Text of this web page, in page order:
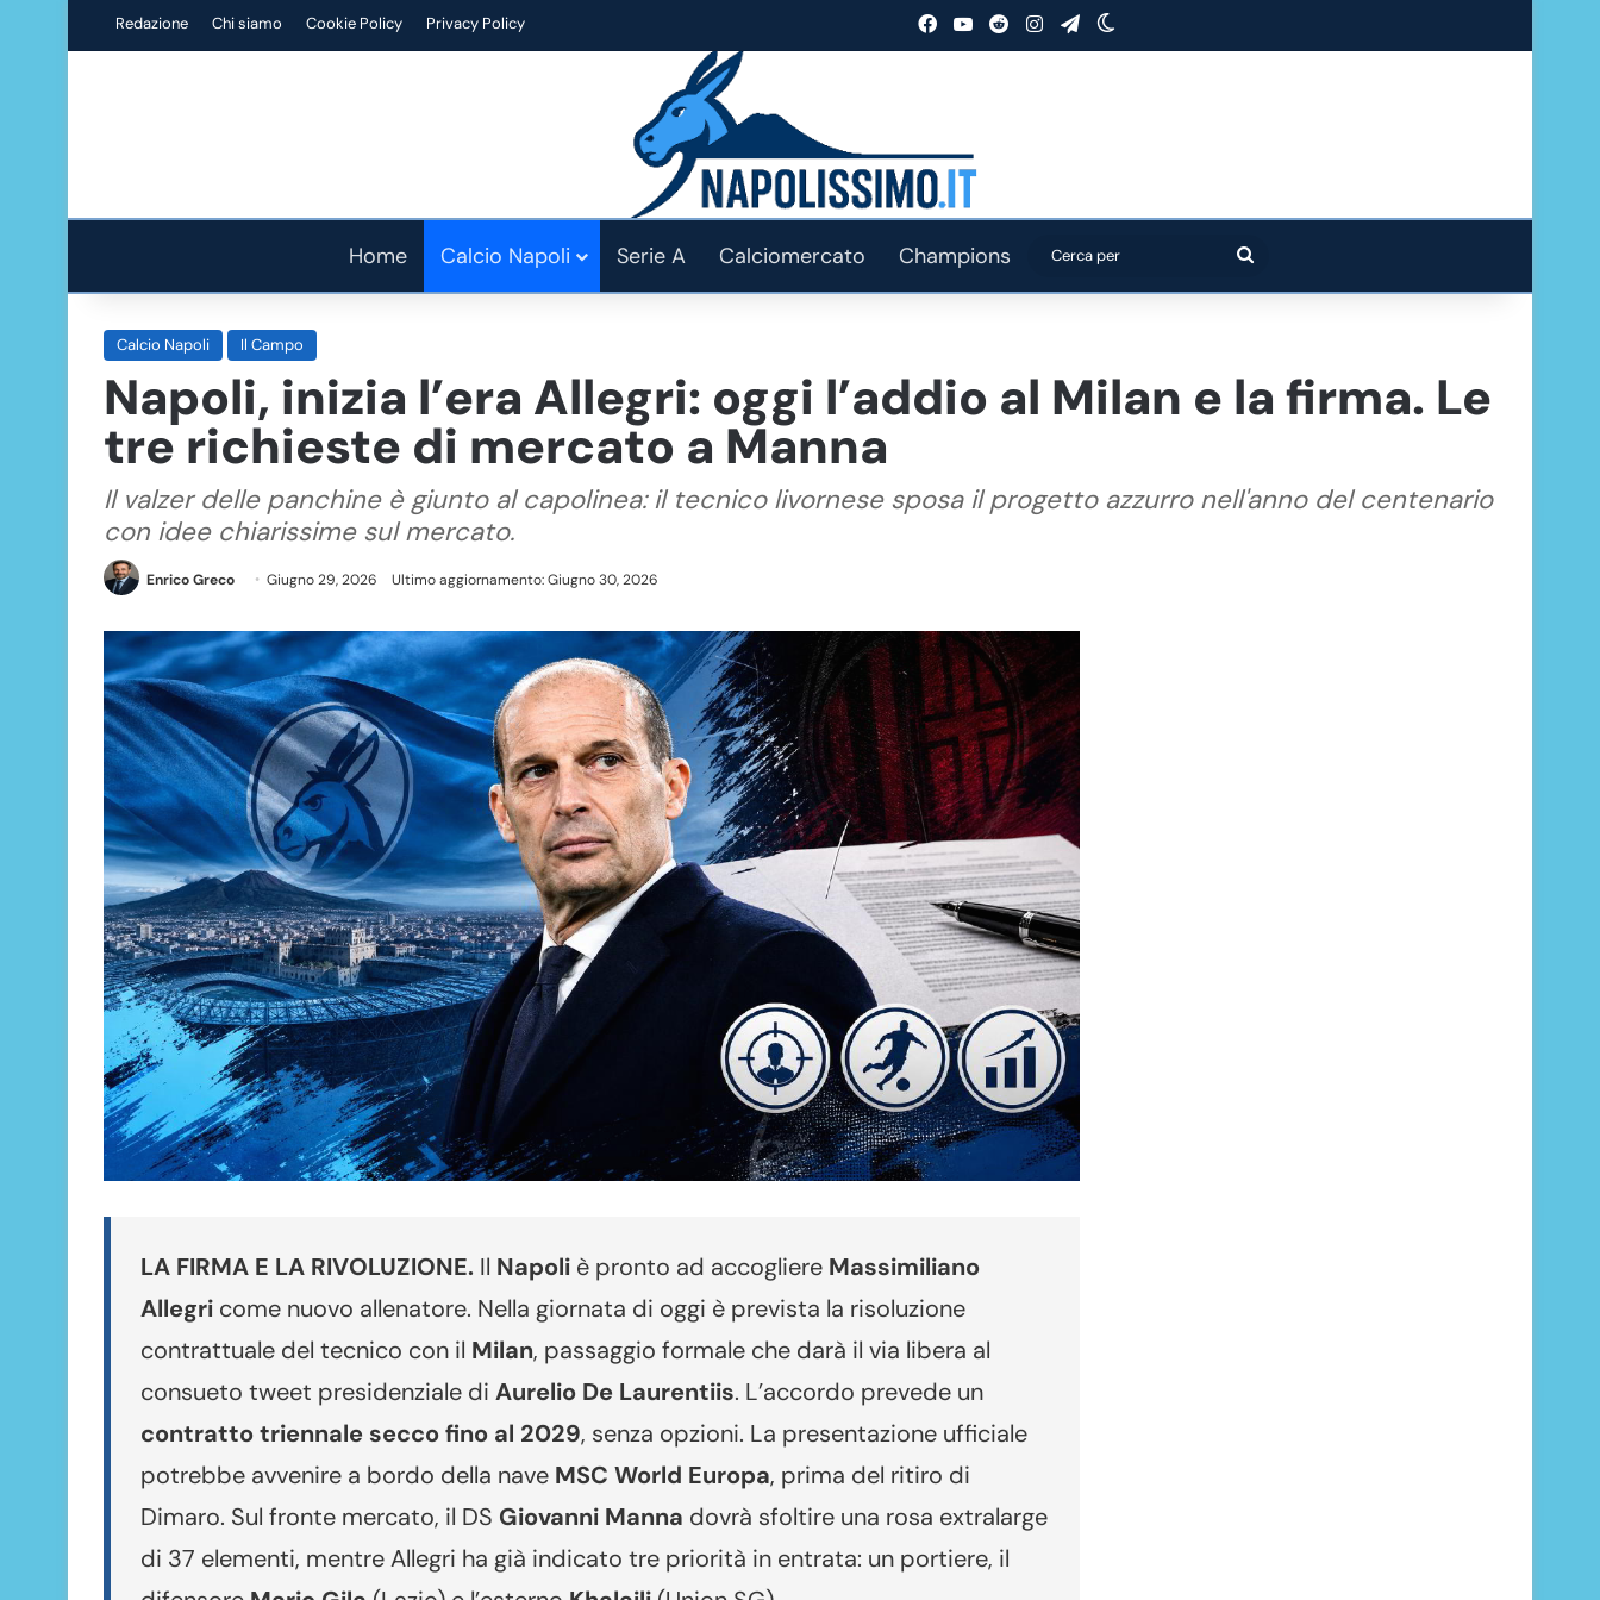
Redazione Chi siamo Cookie Policy Privacy Policy FacebookYou TubeRedditInstagramTelegram
Home Calcio Napoli Serie A Calciomercato Champions
Cerca
per
Calcio Napoli Il Campo
Napoli, inizia l’era Allegri: oggi l’addio al Milan e la firma. Le
tre richieste di mercato a Manna
Il valzer delle panchine è giunto al capolinea: il tecnico livornese sposa il progetto azzurro nell'anno del centenario
con idee chiarissime sul mercato.
Enrico Greco Giugno 29, 2026 Ultimo aggiornamento: Giugno 30, 2026
LA FIRMA E LA RIVOLUZIONE. Il Napoli è pronto ad accogliere Massimiliano
Allegri come nuovo allenatore. Nella giornata di oggi è prevista la risoluzione
contrattuale del tecnico con il Milan, passaggio formale che darà il via libera al
consueto tweet presidenziale di Aurelio De Laurentiis. L’accordo prevede un
contratto triennale secco fino al 2029, senza opzioni. La presentazione ufficiale
potrebbe avvenire a bordo della nave MSC World Europa, prima del ritiro di
Dimaro. Sul fronte mercato, il DS Giovanni Manna dovrà sfoltire una rosa extralarge
di 37 elementi, mentre Allegri ha già indicato tre priorità in entrata: un portiere, il